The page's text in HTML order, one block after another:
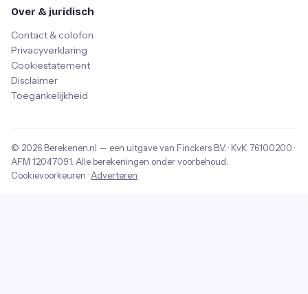
Over & juridisch
Contact & colofon
Privacyverklaring
Cookiestatement
Disclaimer
Toegankelijkheid
© 2026 Berekenen.nl — een uitgave van Finckers B.V. · KvK 76100200 ·
AFM 12047091. Alle berekeningen onder voorbehoud.
Cookievoorkeuren ·Adverteren